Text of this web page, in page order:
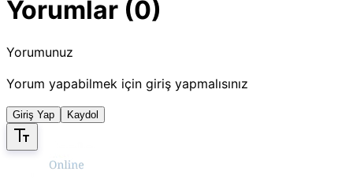
Yorumlar (0)
Yorumunuz
Yorum yapabilmek için giriş yapmalısınız
Giriş Yap Kaydol